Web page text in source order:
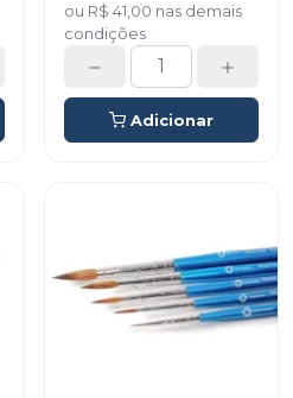
ou R$ 41,00 nas demais
condições
Adicionar